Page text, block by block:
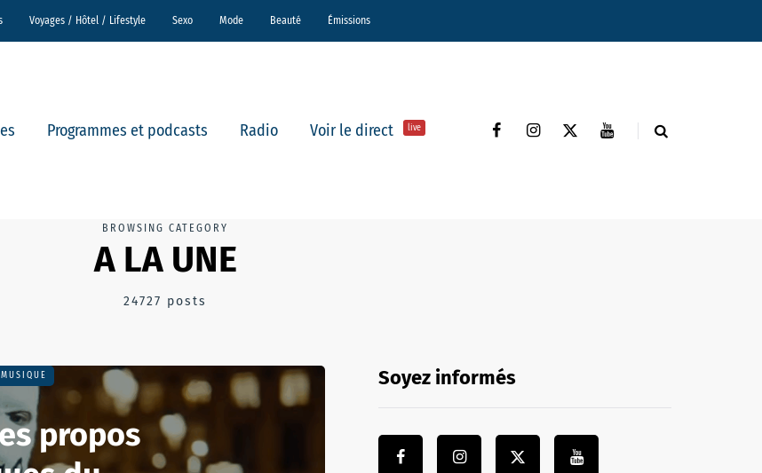
Voyages / Hôtel / Lifestyle Sexo Mode Beauté Émissions
Programmes et podcasts Radio Voir le direct live
BROWSING CATEGORY
A LA UNE
24727 posts
MUSIQUE
propos
Soyez informés